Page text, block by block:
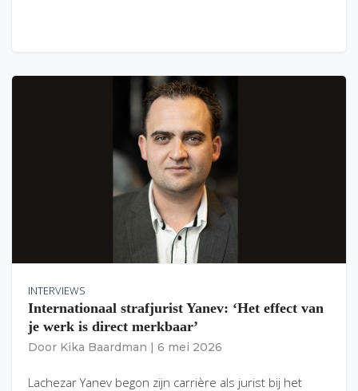
INTERVIEWS
Internationaal strafjurist Yanev: ‘Het effect van
je werk is direct merkbaar’
Door Kika Baardman 6 mei 2026
Lachezar Yanev begon zijn carrière als jurist bij het